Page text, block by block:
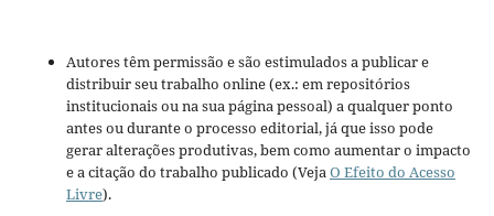
Autores têm permissão e são estimulados a publicar e
distribuir seu trabalho online (ex.: em repositórios
institucionais ou na sua página pessoal) a qualquer ponto
antes ou durante o processo editorial, já que isso pode
gerar alterações produtivas, bem como aumentar o impacto
e a citação do trabalho publicado (VejaO Efeito do Acesso
Livre).